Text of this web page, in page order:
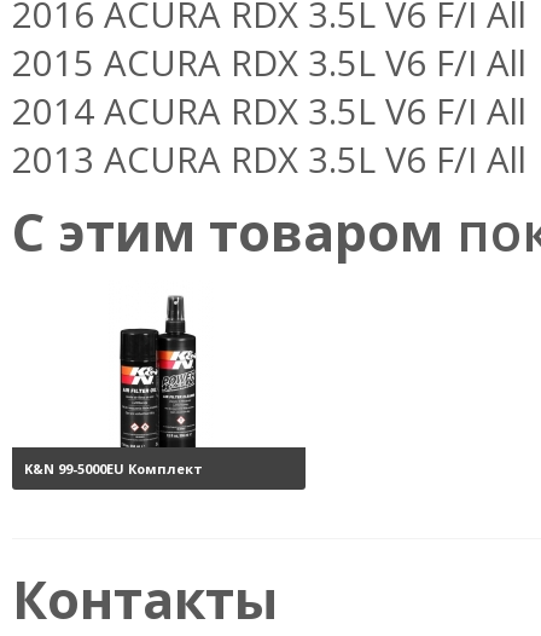
2016 ACURA RDX 3.5L V6 F/I All
2015 ACURA RDX 3.5L V6 F/I All
2014 ACURA RDX 3.5L V6 F/I All
2013 ACURA RDX 3.5L V6 F/I All
С этим товаром
K&N 99-5000EU Комплект
Контакты